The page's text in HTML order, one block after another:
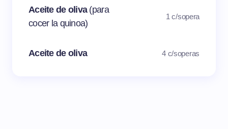
Aceite de oliva (para
cocer la quinoa)
1 c/sopera
Aceite de oliva 4 c/soperas